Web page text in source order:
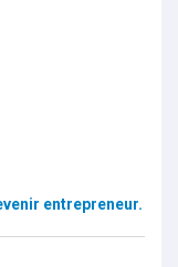
entrepreneur.